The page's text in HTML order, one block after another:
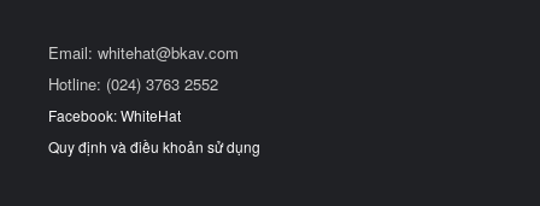
Email: whitehat@bkav.com
Hotline: (024) 3763 2552
Facebook: WhiteHat
Quy định và điều khoản sử dụng